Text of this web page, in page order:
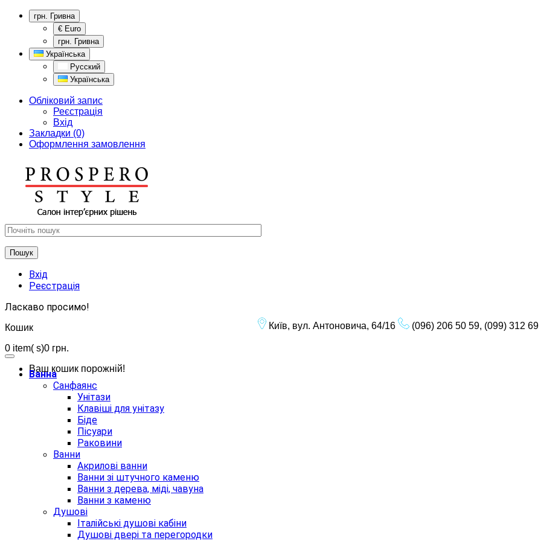
грн. Гривна
€ Euro
грн. Гривна
Українська
Русский
Українська
Обліковий запис
Реєстрація
Вхід
Закладки (0)
Оформлення замовлення
Пошук
Вхід
Реєстрація
Ласкаво просимо!
Кошик
0 item( s)0 грн.
Ваш кошик порожній!
Київ, вул. Антоновича, 64/16 (096) 206 50 59, (099) 312 69
Ванна
Санфаянс
Унітази
Клавіші для унітазу
Біде
Пісуари
Раковини
Ванни
Акрилові ванни
Ванни зі штучного каменю
Ванни з дерева, міді, чавуна
Ванни з каменю
Душові
Італійські душові кабіни
Душові двері та перегородки